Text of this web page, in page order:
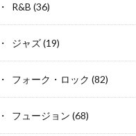
R&B (36)
ジャズ(19)
フォーク・ロック (82)
フュージョン (68)